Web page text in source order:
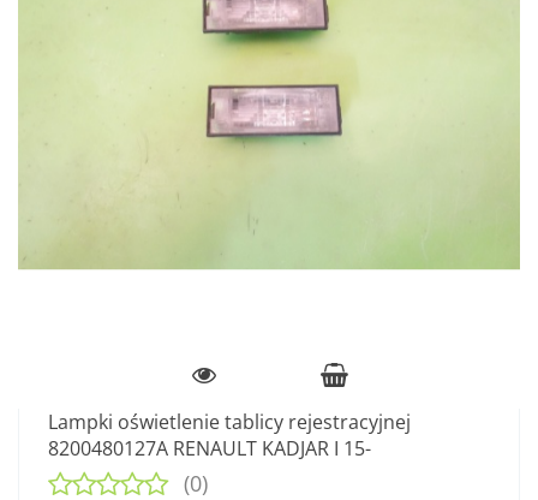
Lampki oświetlenie tablicy rejestracyjnej
8200480127A RENAULT KADJAR I 15-
(0)